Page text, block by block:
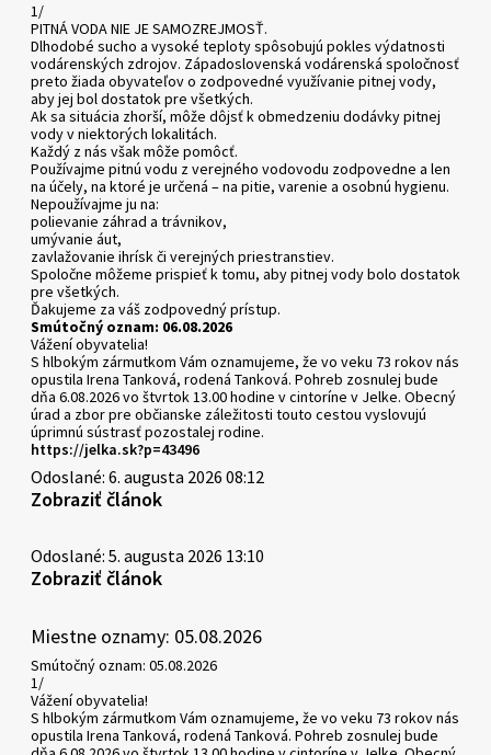
1/
PITNÁ VODA NIE JE SAMOZREJMOSŤ.
Dlhodobé sucho a vysoké teploty spôsobujú pokles výdatnosti
vodárenských zdrojov. Západoslovenská vodárenská spoločnosť
preto žiada obyvateľov o zodpovedné využívanie pitnej vody,
aby jej bol dostatok pre všetkých.
Ak sa situácia zhorší, môže dôjsť k obmedzeniu dodávky pitnej
vody v niektorých lokalitách.
Každý z nás však môže pomôcť.
Používajme pitnú vodu z verejného vodovodu zodpovedne a len
na účely, na ktoré je určená – na pitie, varenie a osobnú hygienu.
Nepoužívajme ju na:
polievanie záhrad a trávnikov,
umývanie áut,
zavlažovanie ihrísk či verejných priestranstiev.
Spoločne môžeme prispieť k tomu, aby pitnej vody bolo dostatok
pre všetkých.
Ďakujeme za váš zodpovedný prístup.
Smútočný oznam: 06.08.2026
Vážení obyvatelia!
S hlbokým zármutkom Vám oznamujeme, že vo veku 73 rokov nás
opustila Irena Tanková, rodená Tanková. Pohreb zosnulej bude
dňa 6.08.2026 vo štvrtok 13.00 hodine v cintoríne v Jelke. Obecný
úrad a zbor pre občianske záležitosti touto cestou vyslovujú
úprimnú sústrasť pozostalej rodine.
https://jelka.sk?p=43496
Odoslané: 6. augusta 2026 08:12
Zobraziť článok
Odoslané: 5. augusta 2026 13:10
Zobraziť článok
Miestne oznamy: 05.08.2026
Smútočný oznam: 05.08.2026
1/
Vážení obyvatelia!
S hlbokým zármutkom Vám oznamujeme, že vo veku 73 rokov nás
opustila Irena Tanková, rodená Tanková. Pohreb zosnulej bude